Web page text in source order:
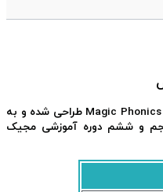
این گواهینامه صرفا برای دوره آموزشی Magic Phonics طراحی شده و به
و ششم دوره آموزشی مجیک